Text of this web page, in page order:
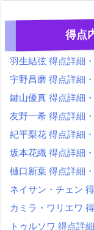
得点
羽生結弦 得点詳細
宇野昌磨 得点詳細
鍵山優真 得点詳細
友野一希 得点詳細
紀平梨花 得点詳細
坂本花織 得点詳細
樋口新葉 得点詳細
ネイサン・チェン
カミラ・ワリエワ
トゥルソワ 得点詳